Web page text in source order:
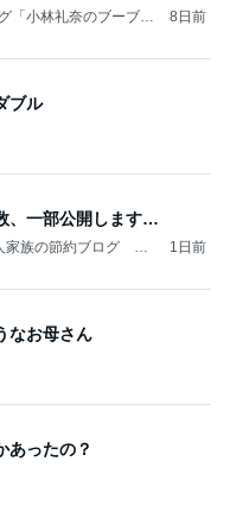
「小林礼奈のブーブー
8日前
ブル
、一部公開します…
家族の節約ブログ 〜
1日前
なお母さん
あったの？